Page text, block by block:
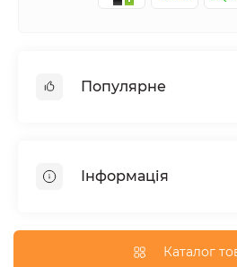
Популярне
Гіпсокартонні системи
Паркани та огорожі
Інформація
Каталог